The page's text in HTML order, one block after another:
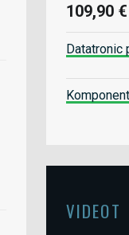
109,90 €
Datatronic
VIDEOT